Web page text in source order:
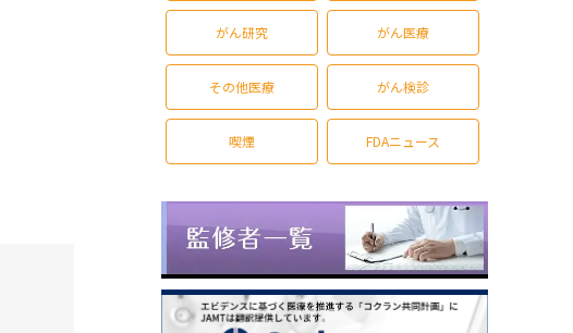
がん研究 がん医療
その他医療 がん検診
喫煙 FDAニュース